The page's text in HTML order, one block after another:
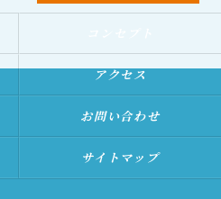
アクセス
お問い合わせ
サイトマップ